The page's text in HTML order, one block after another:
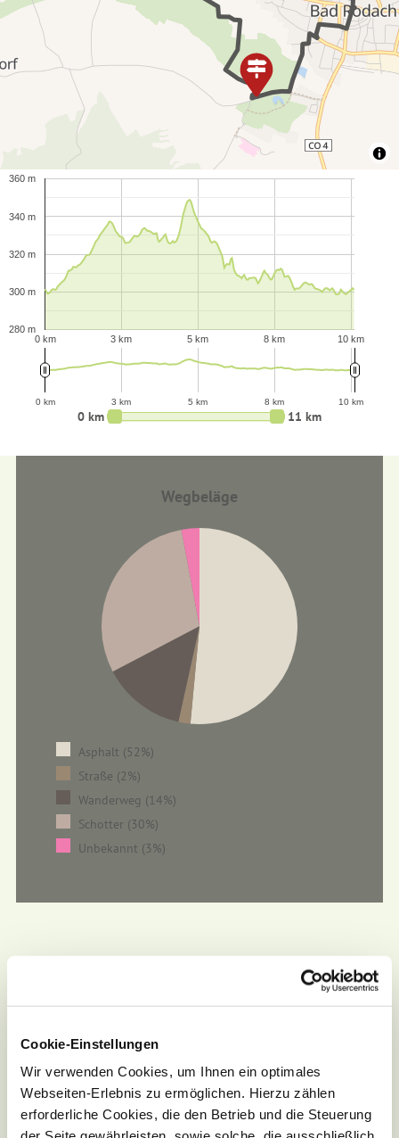
Cookie-Einstellungen
Wir verwenden Cookies, um Ihnen ein optimales
Webseiten-Erlebnis zu ermöglichen. Hierzu zählen
erforderliche Cookies, die den Betrieb und die Steuerung
0 km 3 km 5 km 8 km 10 km
280 m
300 m
320 m
340 m
360 m
0 km 3 km 5 km 8 km 10 km
0 km 11 km
Wegbeläge
Asphalt (52%)
Straße (2%)
Wanderweg (14%)
Schotter (30%)
Unbekannt (3%)